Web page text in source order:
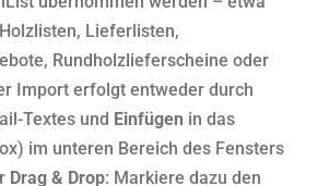
Lieferlisten,
Rundholzlieferscheine oder
Import erfolgt entweder durch
Textes und Einfügen in das
im unteren Bereich des Fensters
Drag & Drop: Markiere dazu den